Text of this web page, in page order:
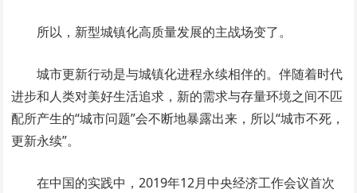
所以，新型城镇化高质量发展的主战场变了。
城市更新行动是与城镇化进程永续相伴的。伴随着时代
进步和人类对美好生活追求，新的需求与存量环境之间不匹
配所产生的“城市问题”会不断地暴露出来，所以“城市不死，
更新永续”。
在中国的实践中，2019年12月中央经济工作会议首次